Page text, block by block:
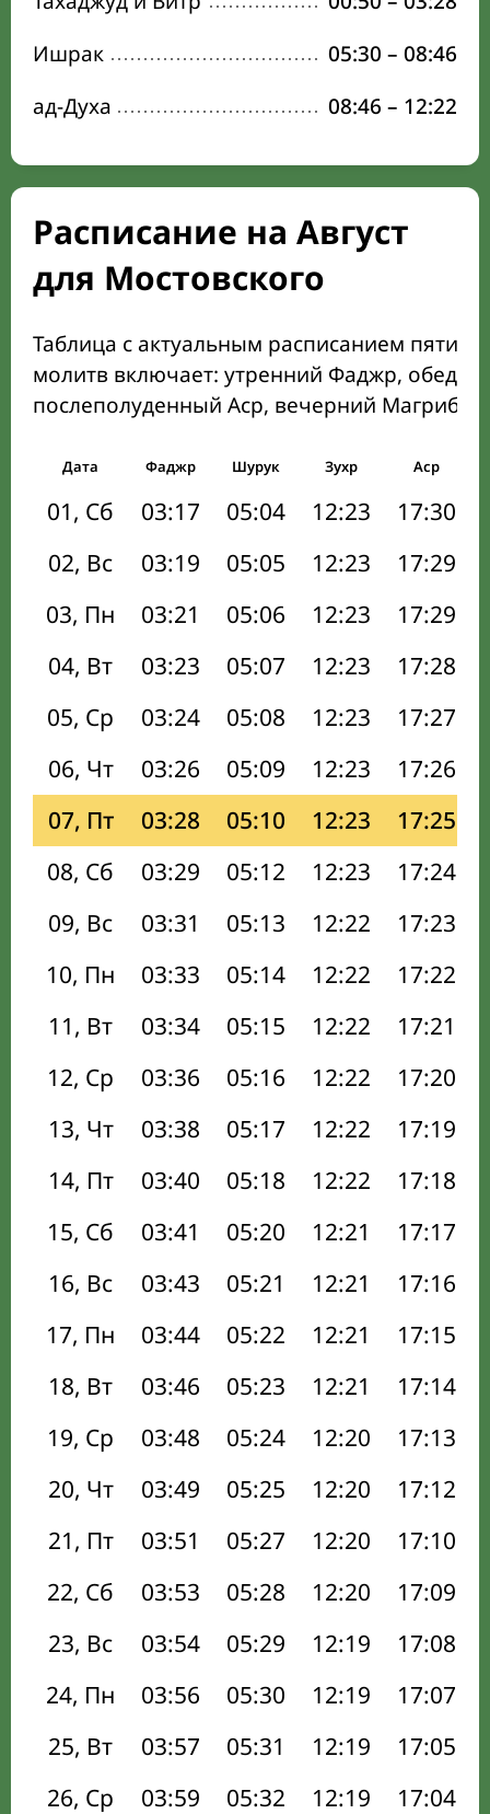
Ишрак
05:30 – 08:46
ад-Духа
08:46 – 12:22
Расписание на Август
для Мостовского
Таблица с актуальным расписанием пяти
молитв включает: утренний Фаджр,
послеполуденный Аср, вечерний Магриб
Дата Фаджр Шурук Зухр Аср
01, Сб 03:17 05:04 12:23 17:30
02, Вс
03:19 05:05 12:23 17:29
03, Пн
03:21 05:06 12:23 17:29
04, Вт
03:23 05:07 12:23 17:28
05, Ср
03:24 05:08 12:23 17:27
06, Чт
03:26 05:09 12:23 17:26
07, Пт
03:28 05:10 12:23 17:25
08, Сб
03:29 05:12 12:23 17:24
09, Вс
03:31 05:13 12:22 17:23
10, Пн
03:33 05:14 12:22 17:22
11, Вт
03:34 05:15 12:22 17:21
12, Ср
03:36 05:16 12:22 17:20
13, Чт
03:38 05:17 12:22 17:19
14, Пт
03:40 05:18 12:22 17:18
15, Сб
03:41 05:20 12:21 17:17
16, Вс
03:43 05:21 12:21 17:16
17, Пн
03:44 05:22 12:21 17:15
18, Вт
03:46 05:23 12:21 17:14
19, Ср
03:48 05:24 12:20 17:13
20, Чт
03:49 05:25 12:20 17:12
21, Пт
03:51 05:27 12:20 17:10
22, Сб
03:53 05:28 12:20 17:09
23, Вс
03:54 05:29 12:19 17:08
24, Пн
03:56 05:30 12:19 17:07
25, Вт
03:57 05:31 12:19 17:05
26, Ср
03:59 05:32 12:19 17:04